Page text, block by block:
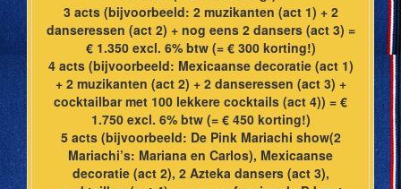
3 acts (bijvoorbeeld: 2 muzikanten (act 1) + 2
danseressen (act 2) + nog eens 2 dansers (act 3) =
€ 1.350 excl. 6% btw (= € 300 korting!)
4 acts (bijvoorbeeld: Mexicaanse decoratie (act 1)
+ 2 muzikanten (act 2) + 2 danseressen (act 3) +
cocktailbar met 100 lekkere cocktails (act 4)) = €
1.750 excl. 6% btw (= € 450 korting!)
5 acts (bijvoorbeeld: De Pink Mariachi show(2
Mariachi’s: Mariana en Carlos), Mexicaanse
decoratie (act 2), 2 Azteka dansers (act 3),